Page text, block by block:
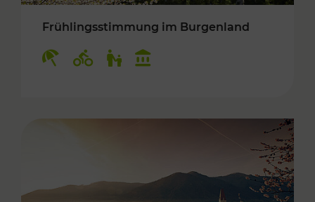
Frühlingsstimmung im Burgenland